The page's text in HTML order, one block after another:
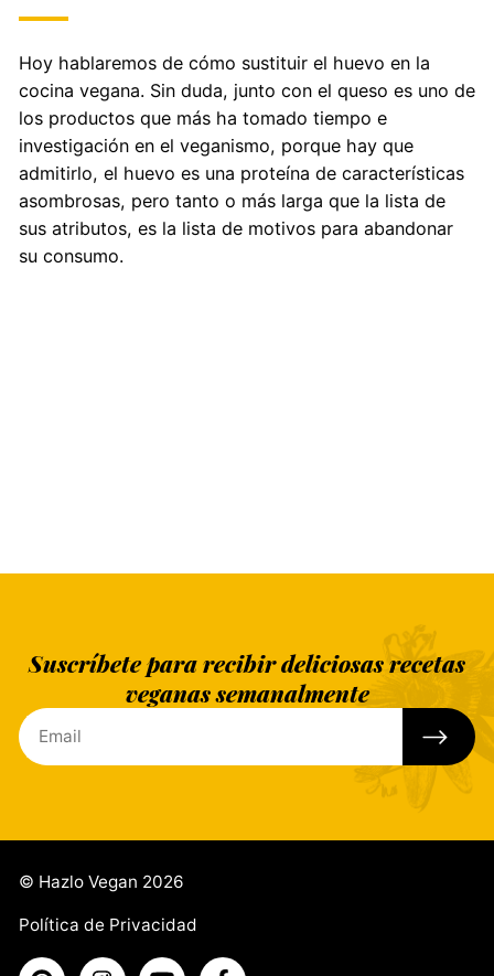
Hoy hablaremos de cómo sustituir el huevo en la
cocina vegana. Sin duda, junto con el queso es uno de
los productos que más ha tomado tiempo e
investigación en el veganismo, porque hay que
admitirlo, el huevo es una proteína de características
asombrosas, pero tanto o más larga que la lista de
sus atributos, es la lista de motivos para abandonar
su consumo.
Suscríbete para recibir deliciosas recetas
veganas semanalmente
© Hazlo Vegan 2026
Política de Privacidad